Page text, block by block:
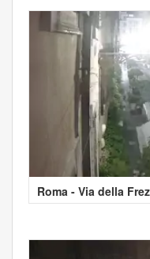
Roma - Via della